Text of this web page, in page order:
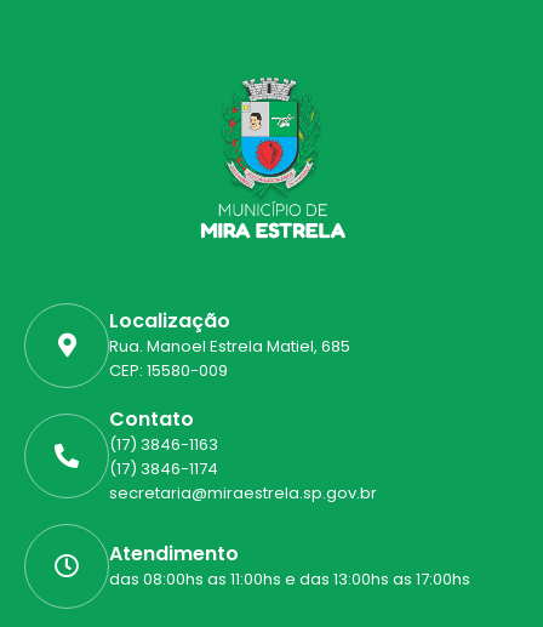
Localização
Rua. Manoel Estrela Matiel, 685
CEP: 15580-009
Contato
(17) 3846-1163
(17) 3846-1174
secretaria@miraestrela.sp.gov.br
Atendimento
das 08:00hs as 11:00hs e das 13:00hs as 17:00hs